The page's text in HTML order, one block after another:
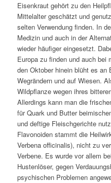
Eisenkraut gehört zu den
Mittelalter geschätzt und
selten Verwendung finden. In
Medizin und auch in der
wieder häufiger eingesetzt.
Europa zu finden und auch bei
den Oktober hinein blüht es an
Wegrändern und auf Wiesen.
Wildpflanze wegen ihres
Allerdings kann man die
für Quark und Butter
und deftige Fleischgerichte
Flavonoiden stammt die
Verbena officinalis), nicht zu
Verbene. Es wurde vor allem
Hustenlöser, gegen
psychischen Problemen